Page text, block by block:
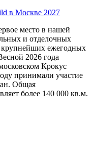
в Москве 2027
место в нашей
и отделочных
крупнейших ежегодных
2026 года
Крокус
принимали участие
Общая
более 140 000 кв.м.